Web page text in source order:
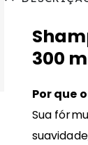
300
Por que
Sua